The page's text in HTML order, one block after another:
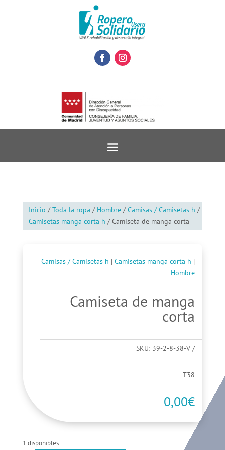
Inicio /Toda la ropa / Hombre/Camisas / Camisetas h /
Camisetas manga corta h / Camiseta de manga corta
Camisas / Camisetas h |Camisetas manga corta h |
Hombre
Camiseta de manga
corta
SKU: 39-2-8-38-V
T38
0,00€
1 disponibles